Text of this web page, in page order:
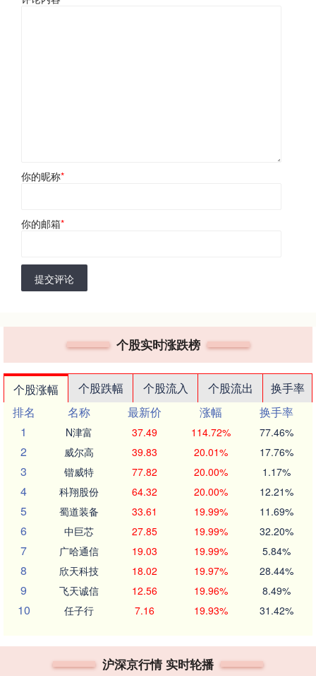
你的昵称*
你的邮箱*
提交评论
个股实时涨跌榜
个股涨幅 个股跌幅 个股流入 个股流出
换手率
排名
名称 最新价 涨幅
换手率
1
N津富 37.49 114.72% 77.46%
2 威尔高 39.83 20.01% 17.76%
3 锴威特 77.82 20.00% 1.17%
4 科翔股份 64.32 20.00% 12.21%
5 蜀道装备 33.61 19.99% 11.69%
6 中巨芯 27.85 19.99% 32.20%
7 广哈通信 19.03 19.99% 5.84%
8 欣天科技 18.02 19.97% 28.44%
9 飞天诚信 12.56 19.96% 8.49%
10 任子行 7.16 19.93% 31.42%
沪深京行情 实时轮播